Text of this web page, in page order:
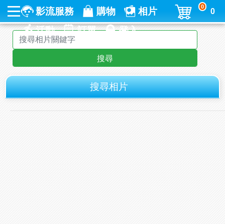
影流服務 購物
相片
活動
訂單 登入
0
0
搜尋
搜尋相片